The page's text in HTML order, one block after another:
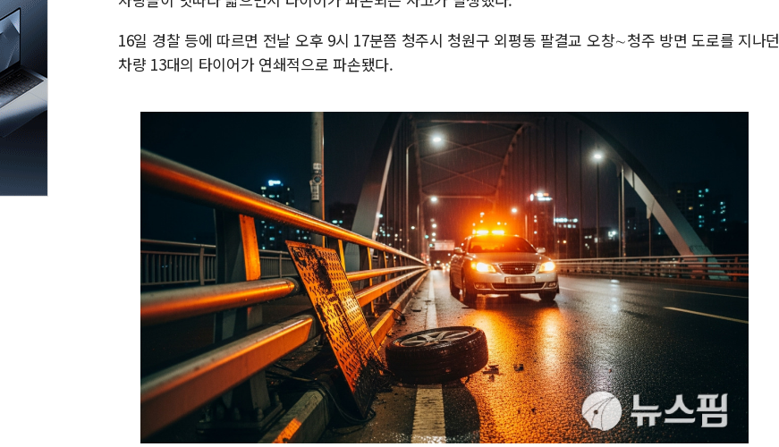
16일 경찰 등에 따르면 전날 오후 9시 17분쯤 청주시 청원구 외평동 팔결교 오창∼청주 방면 도로를 지나던
차량 13대의 타이어가 연쇄적으로 파손됐다.